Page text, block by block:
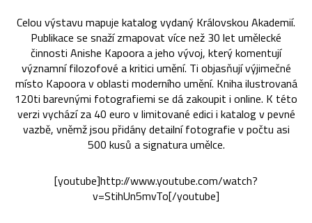
Celou výstavu mapuje katalog vydaný Královskou Akademií.
Publikace se snaží zmapovat více než 30 let umělecké
činnosti Anishe Kapoora a jeho vývoj, který komentují
významní filozofové a kritici umění. Ti objasňují výjimečné
místo Kapoora v oblasti moderního umění. Kniha ilustrovaná
120ti barevnými fotografiemi se dá zakoupit i online. K této
verzi vychází za 40 euro v limitované edici i katalog v pevné
vazbě, vněmž jsou přidány detailní fotografie v počtu asi
500 kusů a signatura umělce.
[youtube]http://www.youtube.com/watch?
v=StihUn5mvTo[/youtube]